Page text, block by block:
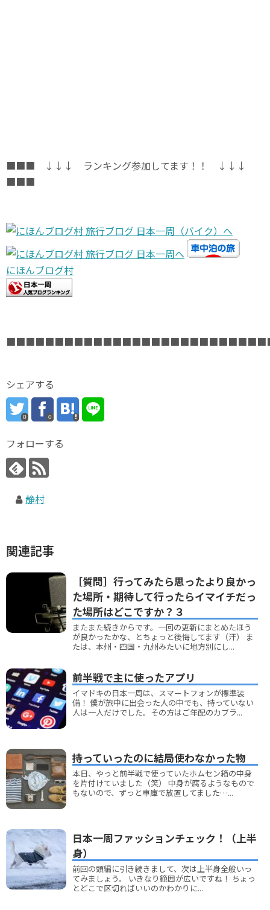
■■■ ↓↓↓ ランキング参加してます！！ ↓↓↓
■■■
にほんブログ村
シェアする
0 0
フォローする
静村
関連記事
［質問］行ってみたら思ったより良かっ
た場所・期待して行ったらイマイチだっ
た場所はどこですか？３
またまた続きからです。一回の更新にまとめたほう
が良かったかな、とちょっと後悔してます（汗） ま
たは、本州・四国・九州みたいに地方別にし...
前半戦で主に使ったアプリ
イマドキの日本一周は、スマートフォンが標準装
備！ 僕が旅中に出会った人の中でも、持っていない
人は一人だけでした。その方はご年配のカブラ...
持っていったのに結局使わなかった物
本日、やっと前半戦で使っていたホムセン箱の中身
を片付けていました（笑） 中身が腐るようなもので
もないので、ずっと車庫で放置してました…...
日本一周ファッションチェック！（上半
身）
前回の頭編に引き続きまして、次は上半身全般いっ
てみましょう。 いきなり範囲が広いですね！ ちょっ
とどこで区切ればいいのかわかりに...